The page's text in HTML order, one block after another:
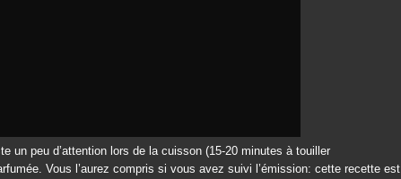
un peu d’attention lors de la cuisson (15-20 minutes à touiller
Vous l’aurez compris si vous avez suivi l’émission: cette recette est